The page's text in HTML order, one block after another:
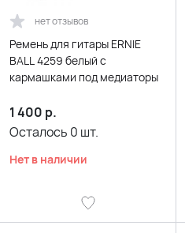
нет отзывов
Ремень для гитары ERNIE
BALL 4259 белый с
кармашками под медиаторы
1 400 р.
Осталось 0 шт.
Нет в наличии